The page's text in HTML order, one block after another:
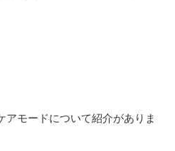
アモードについて紹介がありま